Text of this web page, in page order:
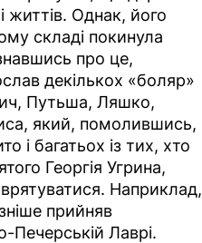
життів. Однак, його
складі покинула
про це,
декількох «боляр»
Путьша, Ляшко,
який, помолившись,
і багатьох із тих, хто
Георгія Угрина,
Наприклад,
прийняв
Печерській Лаврі.